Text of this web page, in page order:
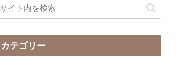
カテゴリー